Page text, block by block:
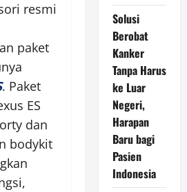
resmi
paket
. Paket
ES
dan
bodykit
Solusi
Berobat
Kanker
Tanpa Harus
ke Luar
Negeri,
Harapan
Baru bagi
Pasien
Indonesia